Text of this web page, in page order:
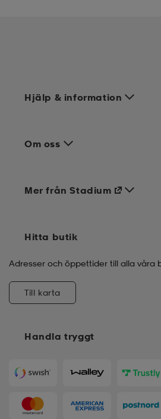
Hjälp & information
Om oss
Handla tryggt
Mer från Stadium
Hitta butik
Adresser och öppettider till alla våra
Till karta